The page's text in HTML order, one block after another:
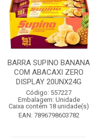
BARRA SUPINO BANANA
COM ABACAXI ZERO
DISPLAY 20UNX24G
Código: 557227
Embalagem: Unidade
Caixa contém 18 unidade(s)
EAN: 7896798603782